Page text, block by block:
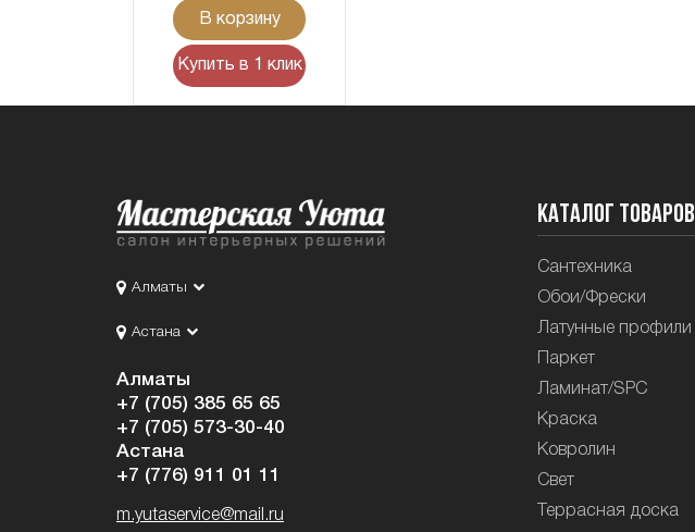
В корзину
Купить в 1 клик
Алматы
Астана
Алматы
+7 (705) 385 65 65
+7 (705) 573-30-40
Астана
+7 (776) 911 01 11
m.yutaservice@mail.ru
Каталог товаров
Сантехника
Обои/Фрески
Латунные профили
Паркет
Ламинат/SPC
Краска
Ковролин
Свет
Террасная доска